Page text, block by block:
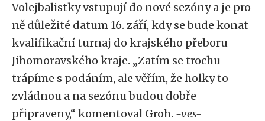
Volejbalistky vstupují do nové sezóny a je pro
ně důležité datum 16. září, kdy se bude konat
kvalifikační turnaj do krajského přeboru
Jihomoravského kraje. „Zatím se trochu
trápíme s podáním, ale věřím, že holky to
zvládnou a na sezónu budou dobře
připraveny,“ komentoval Groh. -ves-